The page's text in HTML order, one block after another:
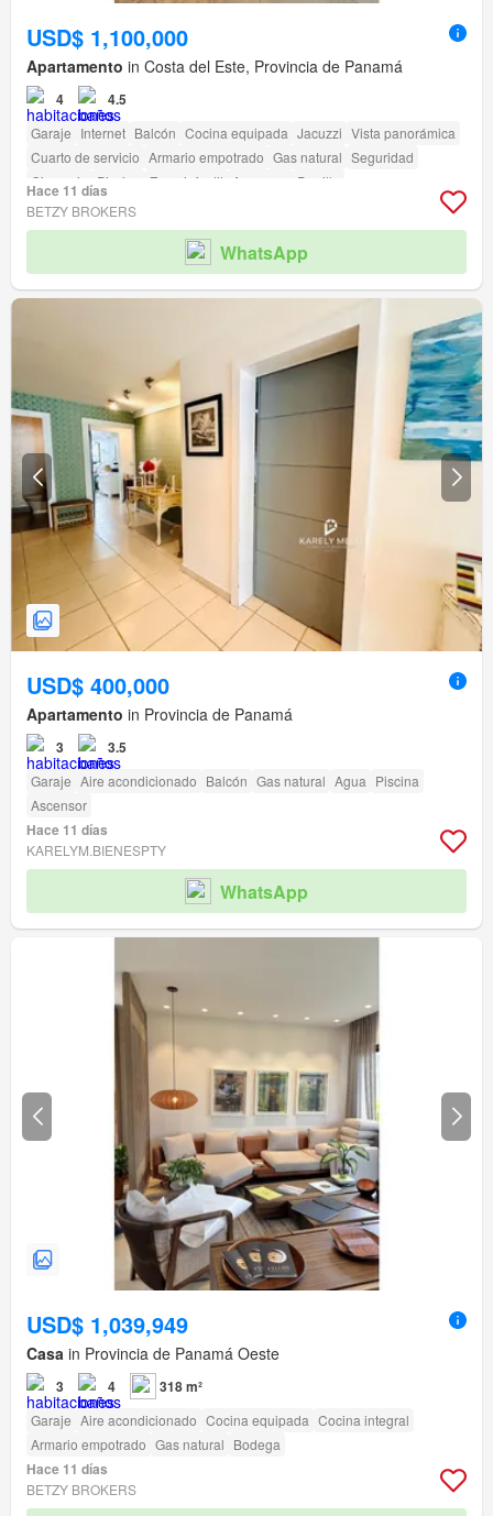
USD$ 1,100,000
Apartamento in Costa del Este, Provincia de Panamá
4 4.5
Garaje Internet Balcón Cocina equipada Jacuzzi Vista panorámica
Cuarto de servicio Armario empotrado Gas natural Seguridad
Gimnasio
Piscina Zona infantil Ascensor
Parrilla
Acceso para personas con discapacidad
Hace 11 días
BETZY BROKERS
WhatsApp
USD$ 400,000
Apartamento in Provincia de Panamá
3 3.5
Garaje Aire acondicionado Balcón Gas natural Agua Piscina
Ascensor
Hace 11 días
KARELYM.BIENESPTY
WhatsApp
USD$ 1,039,949
Casa in Provincia de Panamá Oeste
3 4 318 m²
Garaje Aire acondicionado Cocina equipada Cocina integral
Armario empotrado Gas natural Bodega
Hace 11 días
BETZY BROKERS